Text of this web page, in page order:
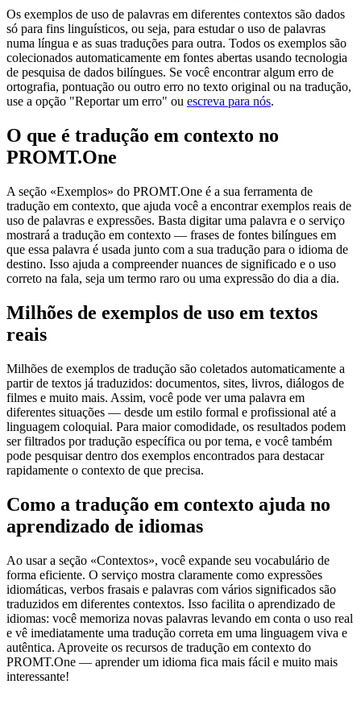
Os exemplos de uso de palavras em diferentes contextos são dados
só para fins linguísticos, ou seja, para estudar o uso de palavras
numa língua e as suas traduções para outra. Todos os exemplos são
colecionados automaticamente em fontes abertas usando tecnologia
de pesquisa de dados bilíngues. Se você encontrar algum erro de
ortografia, pontuação ou outro erro no texto original ou na tradução,
use a opção "Reportar um erro" ou escreva para nós.
O que é tradução em contexto no
PROMT.One
A seção «Exemplos» do PROMT.One é a sua ferramenta de
tradução em contexto, que ajuda você a encontrar exemplos reais de
uso de palavras e expressões. Basta digitar uma palavra e o serviço
mostrará a tradução em contexto — frases de fontes bilíngues em
que essa palavra é usada junto com a sua tradução para o idioma de
destino. Isso ajuda a compreender nuances de significado e o uso
correto na fala, seja um termo raro ou uma expressão do dia a dia.
Milhões de exemplos de uso em textos
reais
Milhões de exemplos de tradução são coletados automaticamente a
partir de textos já traduzidos: documentos, sites, livros, diálogos de
filmes e muito mais. Assim, você pode ver uma palavra em
diferentes situações — desde um estilo formal e profissional até a
linguagem coloquial. Para maior comodidade, os resultados podem
ser filtrados por tradução específica ou por tema, e você também
pode pesquisar dentro dos exemplos encontrados para destacar
rapidamente o contexto de que precisa.
Como a tradução em contexto ajuda no
aprendizado de idiomas
Ao usar a seção «Contextos», você expande seu vocabulário de
forma eficiente. O serviço mostra claramente como expressões
idiomáticas, verbos frasais e palavras com vários significados são
traduzidos em diferentes contextos. Isso facilita o aprendizado de
idiomas: você memoriza novas palavras levando em conta o uso real
e vê imediatamente uma tradução correta em uma linguagem viva e
autêntica. Aproveite os recursos de tradução em contexto do
PROMT.One — aprender um idioma fica mais fácil e muito mais
interessante!